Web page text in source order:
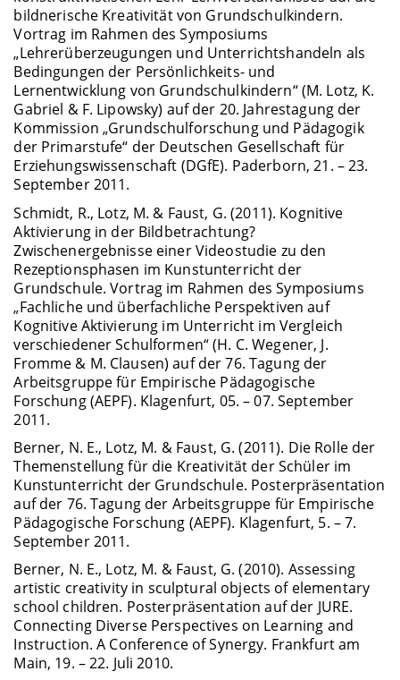
bildnerische Kreativität von Grundschulkindern.
Vortrag im Rahmen des Symposiums
„Lehrerüberzeugungen und Unterrichtshandeln als
Bedingungen der Persönlichkeits- und
Lernentwicklung von Grundschulkindern“ (M. Lotz, K.
Gabriel & F. Lipowsky) auf der 20. Jahrestagung der
Kommission „Grundschulforschung und Pädagogik
der Primarstufe“ der Deutschen Gesellschaft für
Erziehungswissenschaft (DGfE). Paderborn, 21. – 23.
September 2011.
Schmidt, R., Lotz, M. & Faust, G. (2011). Kognitive
Aktivierung in der Bildbetrachtung?
Zwischenergebnisse einer Videostudie zu den
Rezeptionsphasen im Kunstunterricht der
Grundschule. Vortrag im Rahmen des Symposiums
„Fachliche und überfachliche Perspektiven auf
Kognitive Aktivierung im Unterricht im Vergleich
verschiedener Schulformen“ (H. C. Wegener, J.
Fromme & M. Clausen) auf der 76. Tagung der
Arbeitsgruppe für Empirische Pädagogische
Forschung (AEPF). Klagenfurt, 05. – 07. September
2011.
Berner, N. E., Lotz, M. & Faust, G. (2011). Die Rolle der
Themenstellung für die Kreativität der Schüler im
Kunstunterricht der Grundschule. Posterpräsentation
auf der 76. Tagung der Arbeitsgruppe für Empirische
Pädagogische Forschung (AEPF). Klagenfurt, 5. – 7.
September 2011.
Berner, N. E., Lotz, M. & Faust, G. (2010). Assessing
artistic creativity in sculptural objects of elementary
school children. Posterpräsentation auf der JURE.
Connecting Diverse Perspectives on Learning and
Instruction. A Conference of Synergy. Frankfurt am
Main, 19. – 22. Juli 2010.